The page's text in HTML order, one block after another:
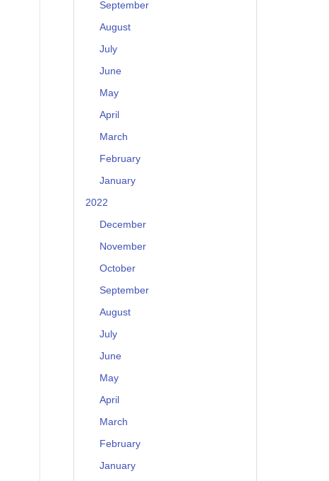
September
August
July
June
May
April
March
February
January
2022
December
November
October
September
August
July
June
May
April
March
February
January